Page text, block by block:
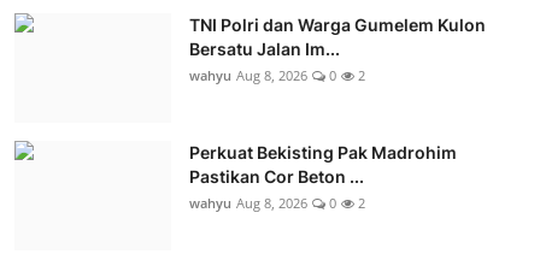
TNI Polri dan Warga Gumelem Kulon
Bersatu Jalan Im...
wahyu Aug 8, 2026 0 2
Perkuat Bekisting Pak Madrohim
Pastikan Cor Beton ...
wahyu Aug 8, 2026 0 2